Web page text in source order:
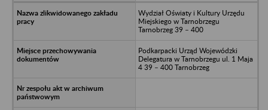
Wydział Oświaty i Kultury Urzędu
Miejskiego w Tarnobrzegu
Tarnobrzeg 39 – 400
Podkarpacki Urząd Wojewódzki
Delegatura w Tarnobrzegu ul. 1 Maja
4 39 – 400 Tarnobrzeg